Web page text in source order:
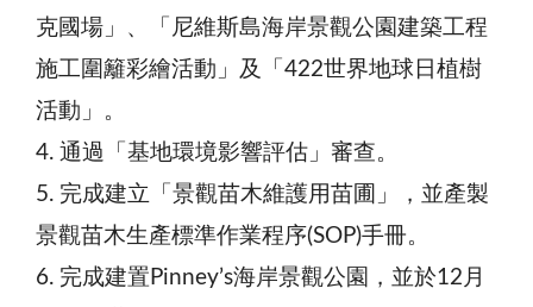
克國場」、「尼維斯島海岸景觀公園建築工程
施工圍籬彩繪活動」及「422世界地球日植樹
活動」。
4. 通過「基地環境影響評估」審查。
5. 完成建立「景觀苗木維護用苗圃」，並產製
景觀苗木生產標準作業程序(SOP)手冊。
6. 完成建置Pinney’s海岸景觀公園，並於12月